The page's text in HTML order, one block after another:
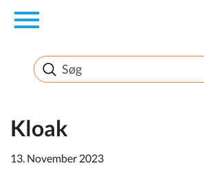
en
Borger
Erhverv
Politik
Kloak
13. November 2023